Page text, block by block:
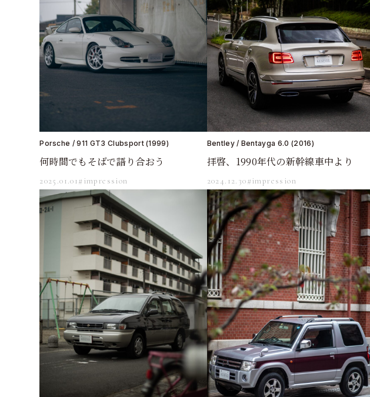
Porsche / 911 GT3 Clubsport (1999)
何時間でもそばで語り合おう
2025.01.01 #impression
Bentley / Bentayga 6.0 (2016)
拝啓、1990年代の新幹線車中より
2024.12.30#impression